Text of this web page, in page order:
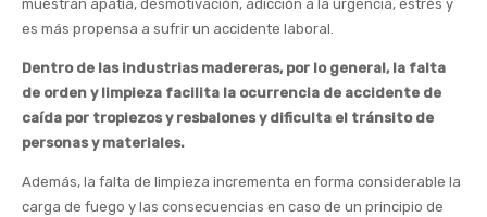
muestran apatía, desmotivación, adicción a la urgencia, estrés y
es más propensa a sufrir un accidente laboral.
Dentro de las industrias madereras, por lo general, la falta
de orden y limpieza facilita la ocurrencia de accidente de
caída por tropiezos y resbalones y dificulta el tránsito de
personas y materiales.
Además, la falta de limpieza incrementa en forma considerable la
carga de fuego y las consecuencias en caso de un principio de